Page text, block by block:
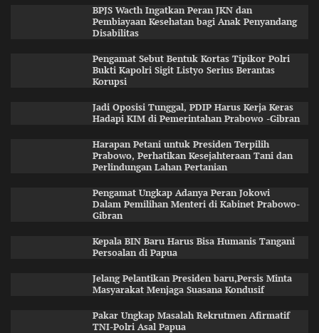
BPJS Wacth Ingatkan Peran JKN dan
Pembiayaan Kesehatan bagi Anak Penyandang
Disabilitas
Pengamat Sebut Bentuk Kortas Tipikor Polri
Bukti Kapolri Sigit Listyo Serius Berantas
Korupsi
Jadi Oposisi Tunggal, PDIP Harus Kerja Keras
Hadapi KIM di Pemerintahan Prabowo -Gibran
Harapan Petani untuk Presiden Terpilih
Prabowo, Perhatikan Kesejahteraan Tani dan
Perlindungan Lahan Pertanian
Pengamat Ungkap Adanya Peran Jokowi
Dalam Pemilihan Menteri di Kabinet Prabowo-
Gibran
Kepala BIN Baru Harus Bisa Humanis Tangani
Persoalan di Papua
Jelang Pelantikan Presiden baru,Persis Minta
Masyarakat Menjaga Suasana Kondusif
Pakar Ungkap Masalah Rekrutmen Afirmatif
TNI-Polri Asal Papua